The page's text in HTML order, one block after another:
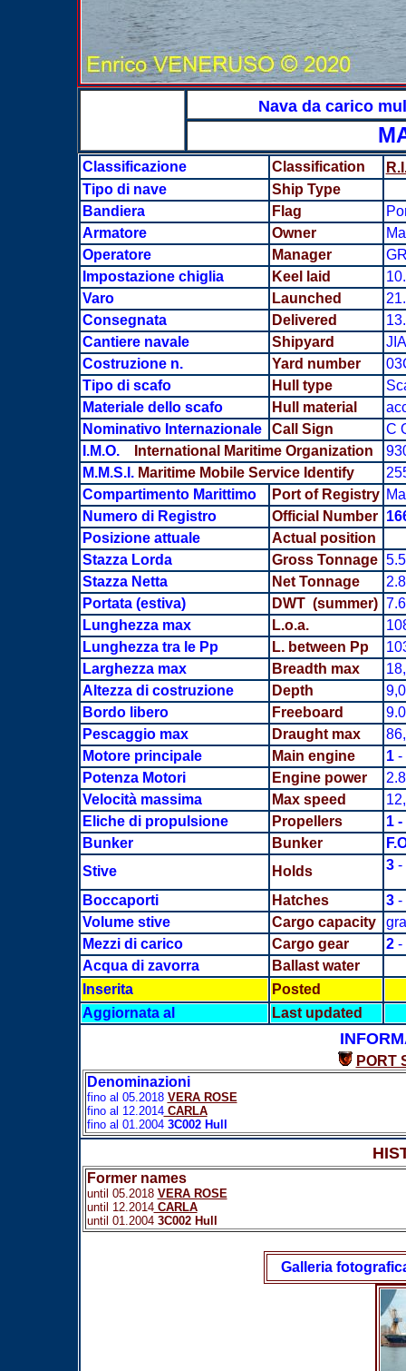
Nava da carico
Classificazione Classification
Tipo di nave
Ship Type
Bandiera
Flag
Armatore
Owner
Operatore
Manager
Impostazione chiglia
Keel laid
Varo
Launched
Consegnata
Delivered
Cantiere navale
Shipyard
Costruzione n.
Yard number
Tipo di scafo
Hull type
Materiale dello scafo
Hull material
Nominativo Internazionale
Call Sign
C
I.M.O.
International Maritime Organization
M.M.S.I.Maritime Mobile Service Identify
Compartimento Marittimo
Port of Registry
Numero di Registro
Official Number
Posizione attuale
Actual position
Stazza Lorda
Gross Tonnage
Stazza Netta
Net Tonnage
Portata(estiva) DWT (summer)
Lunghezza max
L.o.a.
Lunghezza tra le Pp
L. between Pp
Larghezza max
Breadth max
Altezza di costruzione
Depth
Bordo libero
Freeboard
Pescaggio max
Draught max
Motore principale
Main engine 1-
Potenza Motori
Engine power
Velocità massima
Max speed
Eliche di propulsione
Propellers 1 -
Bunker
Bunker
Stive
Holds 3-
Boccaporti Hatches 3-
Volume stive
Cargo capacity
Mezzi di carico
Cargo gear 2 -
Acqua di zavorra
Ballast water
Inserita
Posted
Aggiornata al
Last updated
PORT
Denominazioni
fino al 05.2018 VERA ROSE
fino al 12.2014CARLA
fino al 01.20043C002 Hull
Former names
until 05.2018 VERA ROSE
until 12.2014CARLA
until 01.20043C002 Hull
Galleria